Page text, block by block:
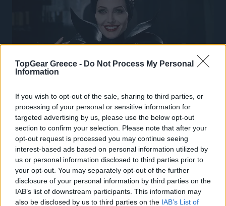
TopGear Greece - Do Not Process My Personal
Information
If you wish to opt-out of the sale, sharing to third parties, or
processing of your personal or sensitive information for
targeted advertising by us, please use the below opt-out
section to confirm your selection. Please note that after your
opt-out request is processed you may continue seeing
interest-based ads based on personal information utilized by
us or personal information disclosed to third parties prior to
your opt-out. You may separately opt-out of the further
disclosure of your personal information by third parties on the
IAB’s list of downstream participants. This information may
also be disclosed by us to third parties on the IAB’s List of